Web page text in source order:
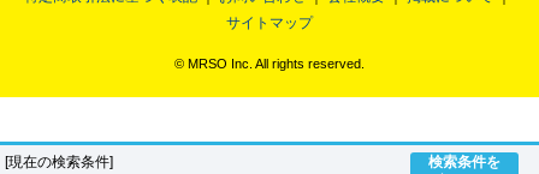
[現在の検索条件]
検索条件を
サイトマップ
© MRSO Inc. All rights reserved.